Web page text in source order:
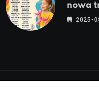
nowa
–
2025-